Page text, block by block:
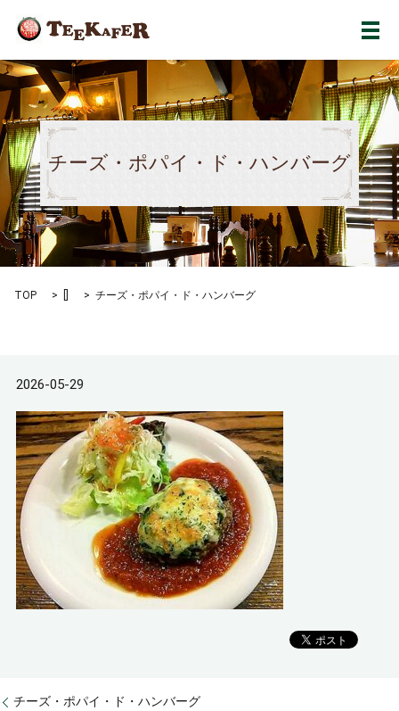
メ
チーズ・ポパイ・ド・ハンバーグ
TOP チーズ・ポパイ・ド・ハンバーグ
2026-05-29
チーズ・ポパイ・ド・ハンバーグ